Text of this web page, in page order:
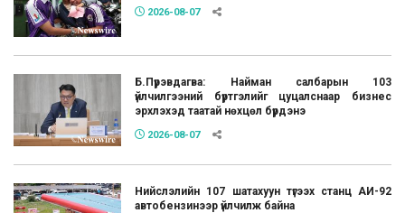
2026-08-07
Б.Пүрэвдагва: Найман салбарын 103
үйлчилгээний бүртгэлийг цуцалснаар бизнес
эрхлэхэд таатай нөхцөл бүрдэнэ
2026-08-07
Нийслэлийн 107 шатахуун түгээх станц АИ-92
автобензинээр үйлчилж байна